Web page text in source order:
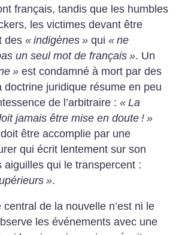
français, tandis que les humbles
les victimes devant être
des« indigènes » qui« ne
un seul mot de français ». Un
» est condamné à mort par des
doctrine juridique résume en peu
de l’arbitraire :« La
jamais être mise en doute ! »
être accomplie par une
qui écrit lentement sur son
aiguilles qui le transpercent :
».
de la nouvelle n’est ni le
les événements avec une